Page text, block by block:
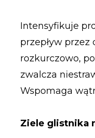
Intensyfikuje
przepływ przez
rozkurczowo,
zwalcza
Wspomaga
Ziele glistnika